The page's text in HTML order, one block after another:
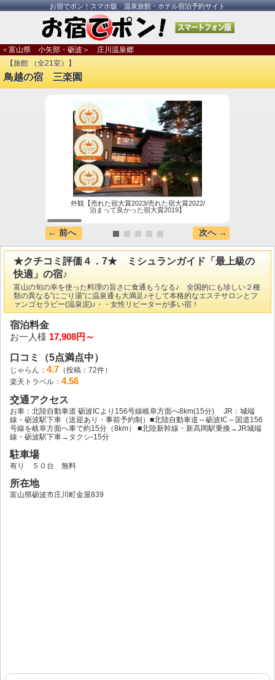
お宿でポン！スマホ版 温泉旅館・ホテル宿泊予約サイト
＜富山県 小矢部・砺波＞ 庄川温泉郷
【旅館 （全21室）】
鳥越の宿 三楽園
外観【売れた宿大賞2023/売れた宿大賞2022/
泊まって良かった宿大賞2019】
← 前へ 次へ →
★クチコミ評価４．7★ ミシュランガイド「最上級の
快適」の宿♪
富山の旬の幸を使った料理の旨さに食通もうなる♪ 全国的にも珍しい２種
類の異なる”にごり湯”に温泉通も大満足♪そして本格的なエステサロンとフ
ァンゴセラピー(温泉泥)♪・・女性リピーターが多い宿！
宿泊料金
お一人様 17,908円～
口コミ（5点満点中）
じゃらん： 4.7 （投稿：72件）
楽天トラベル： 4.56
交通アクセス
お車：北陸自動車道 砺波ICより156号線岐阜方面へ8km(15分) JR：城端
線・砺波駅下車（送迎あり・事前予約制）■北陸自動車道～砺波IC～国道156
号線を岐阜方面へ車で約15分（8km） ■北陸新幹線・新高岡駅乗換→JR城端
線・砺波駅下車→タクシ-15分
駐車場
有り ５０台 無料
所在地
富山県砺波市庄川町金屋839